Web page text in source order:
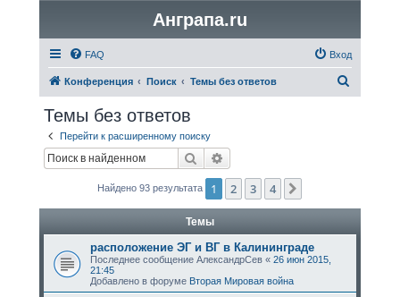
Анграпа.ru
FAQ Вход
Конференция Поиск Темы без ответов
Темы без ответов
Перейти к расширенному поиску
Поиск
Найдено 93 результата 1 2 3 4
Темы
расположение ЭГ и ВГ в Калининграде
Последнее сообщение АлександрСев« 26 июн 2015,
21:45
Добавлено в форуме Вторая Мировая война